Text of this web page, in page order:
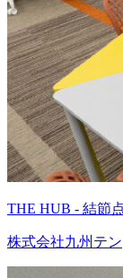
THE HUB - 結節
株式会社九州テン